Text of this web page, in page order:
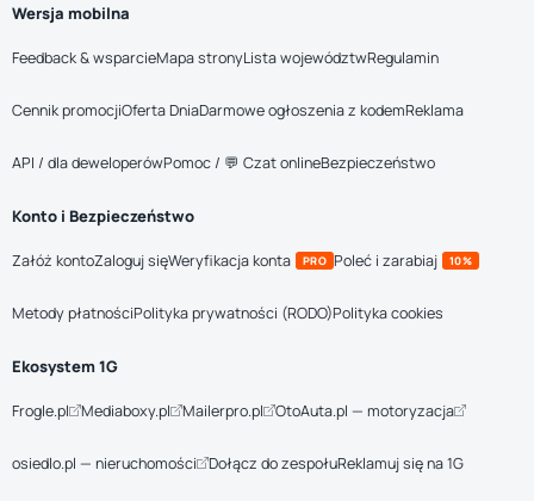
Wersja mobilna
Feedback & wsparcieMapa stronyLista województwRegulamin
Cennik promocjiOferta DniaDarmowe ogłoszenia z kodemReklama
API / dla deweloperówPomoc / 💬 Czat onlineBezpieczeństwo
Konto i Bezpieczeństwo
Załóż kontoZaloguj sięWeryfikacja konta PRO Poleć i zarabiaj 10%
Metody płatnościPolityka prywatności (RODO)Polityka cookies
Ekosystem 1G
Frogle.pl Mediaboxy.pl Mailerpro.pl OtoAuta.pl — motoryzacja
osiedlo.pl — nieruchomości Dołącz do zespołuReklamuj się na 1G